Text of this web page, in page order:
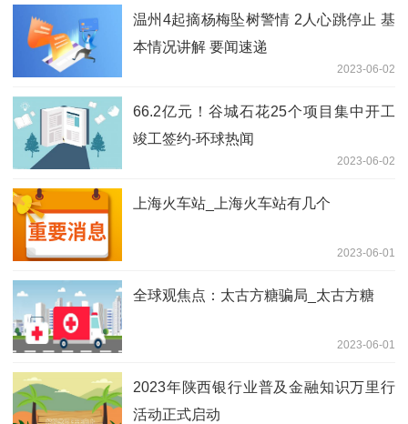
温州4起摘杨梅坠树警情 2人心跳停止 基
本情况讲解 要闻速递
2023-06-02
66.2亿元！谷城石花25个项目集中开工
竣工签约-环球热闻
2023-06-02
上海火车站_上海火车站有几个
2023-06-01
全球观焦点：太古方糖骗局_太古方糖
2023-06-01
2023年陕西银行业普及金融知识万里行
活动正式启动